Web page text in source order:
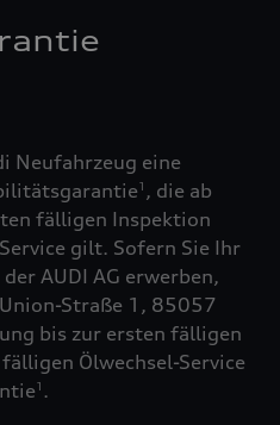
Neufahrzeug eine
1 , die ab
fälligen Inspektion
gilt. Sofern Sie Ihr
AUDI AG erwerben,
Straße 1, 85057
bis zur ersten fälligen
Ölwechsel-Service
1 .